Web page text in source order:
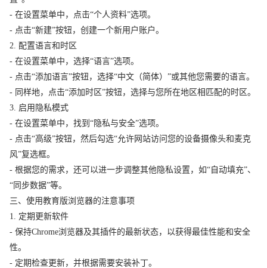
- 在设置菜单中，点击“个人资料”选项。
- 点击“新建”按钮，创建一个新用户账户。
2. 配置语言和时区
- 在设置菜单中，选择“语言”选项。
- 点击“添加语言”按钮，选择“中文（简体）”或其他您需要的语言。
- 同样地，点击“添加时区”按钮，选择与您所在地区相匹配的时区。
3. 启用隐私模式
- 在设置菜单中，找到“隐私与安全”选项。
- 点击“高级”按钮，然后勾选“允许网站访问您的设备摄像头和麦克
风”复选框。
- 根据您的需求，还可以进一步调整其他隐私设置，如“自动填充”、
“同步数据”等。
三、使用教育版浏览器的注意事项
1. 定期更新软件
- 保持Chrome浏览器及其插件的最新状态，以获得最佳性能和安全
性。
- 定期检查更新，并根据需要安装补丁。